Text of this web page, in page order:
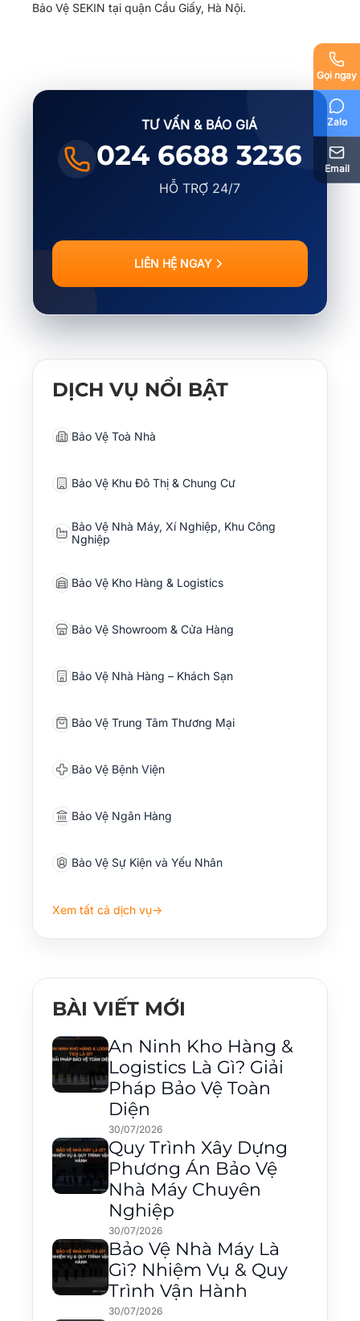
Gọi ngay
Zalo
Email
Bảo Vệ SEKIN tại quận Cầu Giấy, Hà Nội.
TƯ VẤN & BÁO GIÁ
024 6688 3236
HỖ TRỢ 24/7
LIÊN HỆ NGAY
DỊCH VỤ NỔI BẬT
Bảo Vệ Toà Nhà
Bảo Vệ Khu Đô Thị & Chung Cư
Bảo Vệ Nhà Máy, Xí Nghiệp, Khu Công
Nghiệp
Bảo Vệ Kho Hàng & Logistics
Bảo Vệ Showroom & Cửa Hàng
Bảo Vệ Nhà Hàng – Khách Sạn
Bảo Vệ Trung Tâm Thương Mại
Bảo Vệ Bệnh Viện
Bảo Vệ Ngân Hàng
Bảo Vệ Sự Kiện và Yếu Nhân
Xem tất cả dịch vụ→
BÀI VIẾT MỚI
An Ninh Kho Hàng &
Logistics Là Gì? Giải
Pháp Bảo Vệ Toàn
Diện
30/07/2026
Quy Trình Xây Dựng
Phương Án Bảo Vệ
Nhà Máy Chuyên
Nghiệp
30/07/2026
Bảo Vệ Nhà Máy Là
Gì? Nhiệm Vụ & Quy
Trình Vận Hành
30/07/2026